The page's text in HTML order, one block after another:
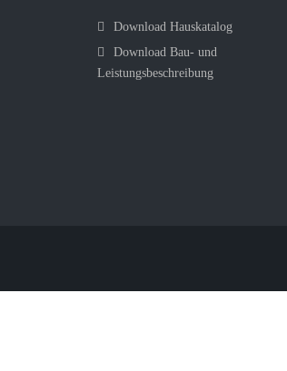
Download Hauskatalog
Download Bau- und
Leistungsbeschreibung